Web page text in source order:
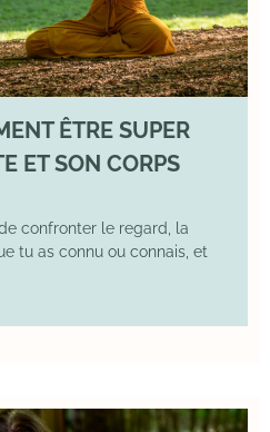
ÊTRE SUPER
ET SON CORPS
confronter le regard, la
tu as connu ou connais, et